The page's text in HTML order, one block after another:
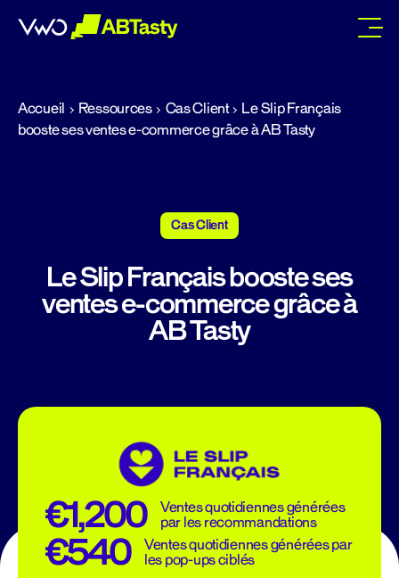
Accueil Ressources Cas Client
Le Slip Français
booste ses ventes e-commerce grâce à AB Tasty
Cas Client
Le Slip Français booste ses
ventes e-commerce grâce à
AB Tasty
€1,200 Ventes quotidiennes générées
par les recommandations
€540 Ventes quotidiennes générées par
les pop-ups ciblés